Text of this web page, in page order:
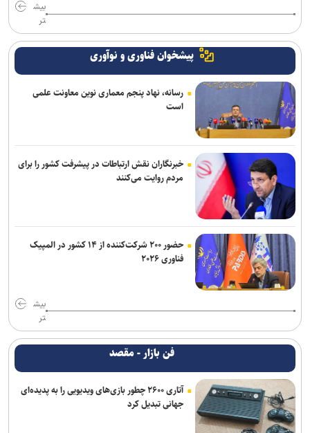
بیش
تر
پیشخوان فناوری و نوآوری
رسانه، نهاد پنجم معماری نوین معاونت علمی
است
خبرنگاران نقش ارتباطات در پیشرفت کشور را برای
مردم روایت می‌کنند
حضور ۲۰۰ شرکت‌کننده از ۱۴ کشور در المپیک
فناوری ۲۰۲۶
بیش
تر
فن بازار - مقصد
آتاری ۲۶۰۰ چطور بازی‌های ویدیویی را به پدیده‌ای
جهانی تبدیل کرد